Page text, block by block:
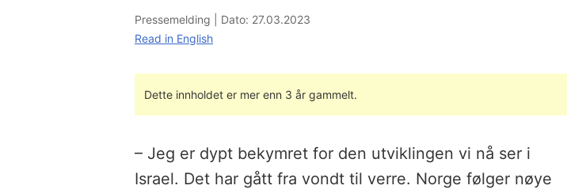
Pressemelding | Dato: 27.03.2023
Read in English
Dette innholdet er mer enn 3 år gammelt.
– Jeg er dypt bekymret for den utviklingen vi nå ser i
Israel. Det har gått fra vondt til verre. Norge følger nøye